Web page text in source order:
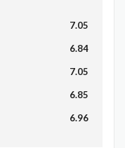
7.05
6.84
7.05
6.85
6.96